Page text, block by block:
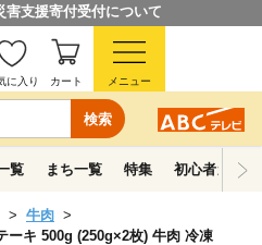
害支援寄付受付について
検索
に入り カート メニュー
覧 まち一覧 特集 初心者ガイド
牛肉
ーキ 500g (250g×2枚) 牛肉 冷凍